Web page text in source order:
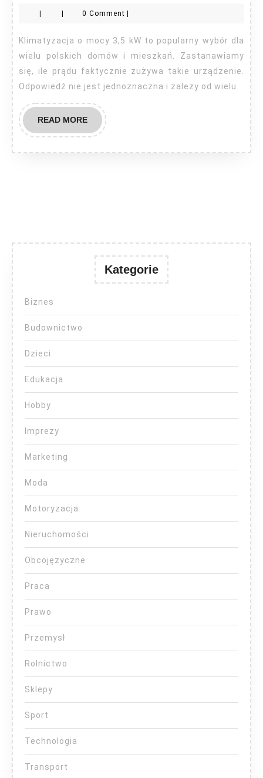
zużywa
klimatyzacja
3,5
KW?
0 Comment
Klimatyzacja o mocy 3,5 kW to popularny wybór dla
wielu polskich domów i mieszkań. Zastanawiamy
się, ile prądu faktycznie zużywa takie urządzenie.
Odpowiedź nie jest jednoznaczna i zależy od wielu
READ MOREREAD
MORE
Kategorie
Biznes
Budownictwo
Dzieci
Edukacja
Hobby
Imprezy
Marketing
Moda
Motoryzacja
Nieruchomości
Obcojęzyczne
Praca
Prawo
Przemysł
Rolnictwo
Sklepy
Sport
Technologia
Transport